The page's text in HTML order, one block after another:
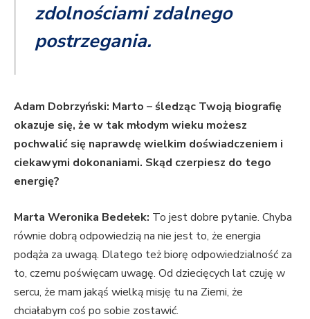
zdolnościami zdalnego
postrzegania.
Adam Dobrzyński: Marto – śledząc Twoją biografię
okazuje się, że w tak młodym wieku możesz
pochwalić się naprawdę wielkim doświadczeniem i
ciekawymi dokonaniami. Skąd czerpiesz do tego
energię?
Marta Weronika Bedełek: To jest dobre pytanie. Chyba
równie dobrą odpowiedzią na nie jest to, że energia
podąża za uwagą. Dlatego też biorę odpowiedzialność za
to, czemu poświęcam uwagę. Od dziecięcych lat czuję w
sercu, że mam jakąś wielką misję tu na Ziemi, że
chciałabym coś po sobie zostawić.